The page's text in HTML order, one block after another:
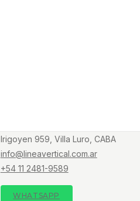
Irigoyen 959, Villa Luro, CABA
info@lineavertical.com.ar
+54 11 2481-9589
WHATSAPP